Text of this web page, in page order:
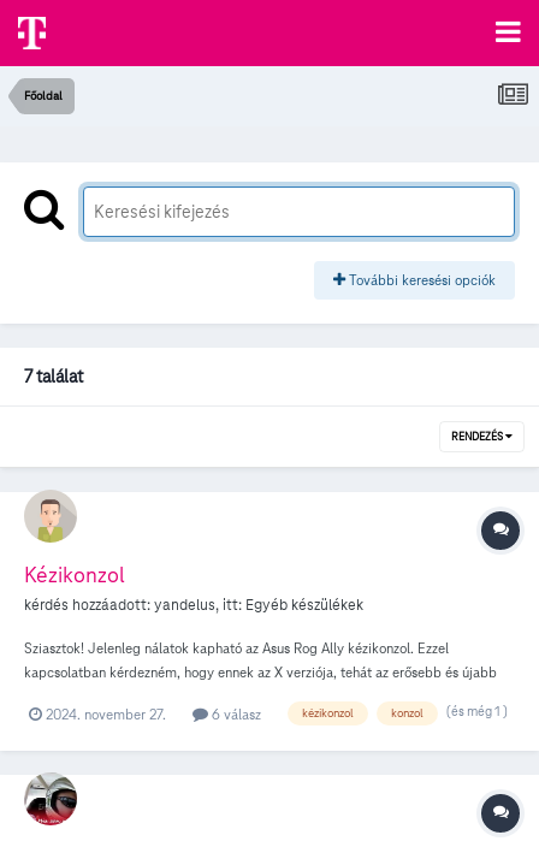
Főoldal
További keresési opciók
7 találat
RENDEZÉS
Kézikonzol
kérdés hozzáadott:yandelus, itt: Egyéb készülékek
Sziasztok! Jelenleg nálatok kapható az Asus Rog Ally kézikonzol. Ezzel
kapcsolatban kérdezném, hogy ennek az X verziója, tehát az erősebb és újabb
gép, kap leárazást? Mert már az Asus, tehát a gyártó oldalán is jóval olcsóbb.
lenne némi csökkenés, vagy az újabb verzió bekerülne a következő 2 hétben kb.
2024. november 27. 6 válasz kézikonzol konzol (és még 1 )